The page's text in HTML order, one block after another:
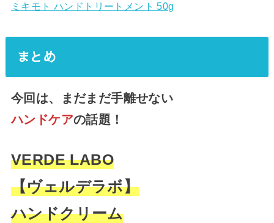
ミキモト ハンドトリートメント 50g
まとめ
今回は、まだまだ手離せない
ハンドケアの話題！
VERDE LABO
【ヴェルデラボ】
ハンドクリーム